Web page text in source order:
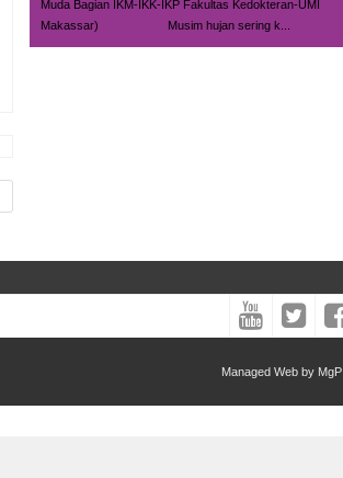
Muda Bagian IKM-IKK-IKP Fakultas Kedokteran-UMI
Makassar) Musim hujan sering k...
Managed Web by MgP